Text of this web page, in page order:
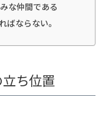
な仲間である
ならない。
立ち位置